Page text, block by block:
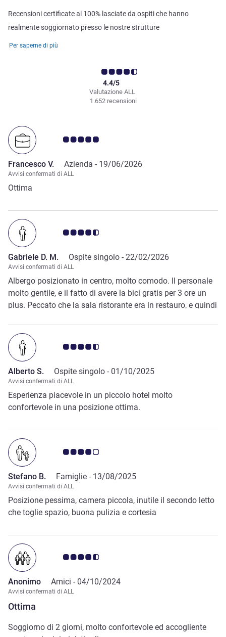
Recensioni certificate al 100% lasciate da ospiti che hanno
realmente soggiornato presso le nostre strutture
Per saperne di più
Valutazione ALL
4.4/5
1.652 recensioni
Giudizio clienti 5.0/5
Francesco V. Azienda - 19/06/2026
Avvisi confermati di ALL
Ottima
Giudizio clienti 4.5/5
Gabriele D. M. Ospite singolo - 22/02/2026
Avvisi confermati di ALL
Albergo posizionato in centro, molto comodo. Il personale
molto gentile, e il fatto di avere la bici gratis per 3 ore un
plus. Peccato che la sala ristorante era in restauro, e quindi
ordinava per colazione.
Giudizio clienti 4.5/5
Alberto S. Ospite singolo - 01/10/2025
Avvisi confermati di ALL
Esperienza piacevole in un piccolo hotel molto
confortevole in una posizione ottima.
Giudizio clienti 4.0/5
Stefano B. Famiglie - 13/08/2025
Avvisi confermati di ALL
Posizione pessima, camera piccola, inutile il secondo letto
che toglie spazio, buona pulizia e cortesia
Ottima
Giudizio clienti 4.5/5
Anonimo Amici - 04/10/2024
Avvisi confermati di ALL
Soggiorno di 2 giorni, molto confortevole ed accogliente